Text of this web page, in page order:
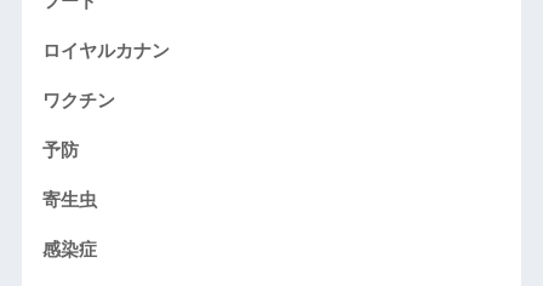
ロイヤルカナン
ワクチン
予防
寄生虫
感染症